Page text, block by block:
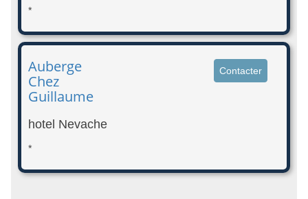
*
Auberge
Chez
Guillaume
Contacter
hotel Nevache
*